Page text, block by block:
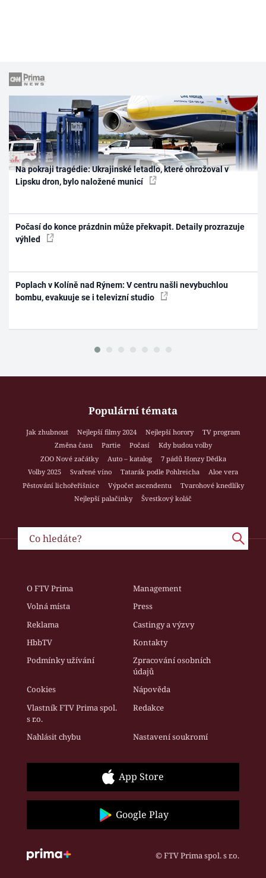
Na pokraji tragédie: Ukrajinské letadlo, které ohrožoval v
Lipsku dron, bylo naložené municí
Počasí do konce prázdnin může překvapit. Detaily prozrazuje
výhled
Poplach v Kolíně nad Rýnem: V centru našli nevybuchlou
bombu, evakuuje se i televizní studio
Populární témata
Jak zhubnout Nejlepší filmy 2024 Nejlepší horory
TV program
Změna času
Partie Počasí
Kdy budou volby
ZOO Nové začátky
Auto – katalog
7 pádů Honzy Dědka
Volby 2025
Svařené víno Tatarák podle Pohlreicha
Aloe vera
Pěstování lichořeřišnice
Výpočet ascendentu
Tvarohové knedlíky
Nejlepší palačinky
Švestkový koláč
O FTV Prima
Management
Volná místa
Press
Reklama
Castingy a výzvy
HbbTV
Kontakty
Podmínky užívání
Zpracování osobních
údajů
Cookies
Nápověda
Vlastník FTV Prima spol.
s r.o.
Redakce
Nahlásit chybu Nastavení soukromí
App Store
Google Play
© FTV Prima spol. s r.o.